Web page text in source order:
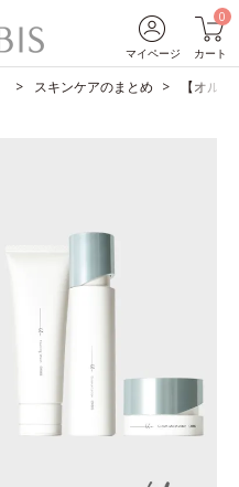
マイページ
0
カート
スキンケアのまとめ 【オル